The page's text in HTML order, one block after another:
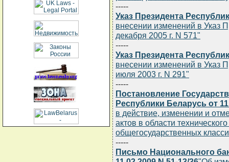
-----
Указ Президента
внесении изменений в Указ
декабря 2005 г. N 571"
-----
Указ Президента
внесении изменений в Указ
июля 2003 г. N 291"
-----
Постановление
Республики Беларусь от
в действие, изменении и
актов в области
общегосударственных
-----
Письмо Национального